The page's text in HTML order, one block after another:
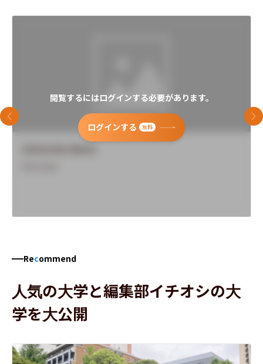
閲覧するにはログインする必要があります。
ログインする 無料
前のスライド 次
Recommend
人気の大学と編集部イチオシの大
学を大公開